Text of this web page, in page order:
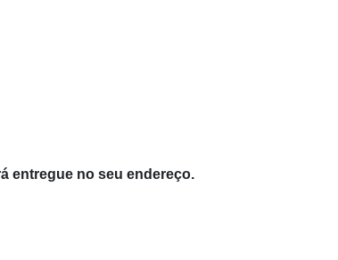
entregue no seu endereço.